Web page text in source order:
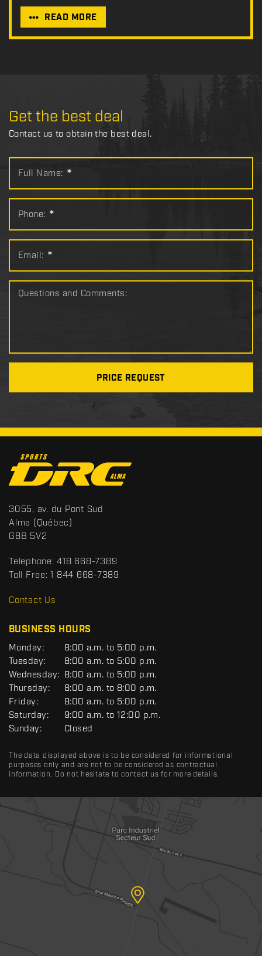
READ MORE
Get the best deal
Contact us to obtain the best deal.
Full Name: *
Phone: *
Email: *
Questions and Comments:
PRICE REQUEST
o
n
t
a
c
t
S
p
o
t
s
R
3055, av. du Pont Sud
Alma (Québec)
G8B 5V2
Telephone: 418 668-7389
Toll Free: 1 844 668-7389
Contact Us
BUSINESS HOURS
G
E
N
E
R
A
L
Monday:
8:00 a.m. to 5:00 p.m.
Tuesday:
8:00 a.m. to 5:00 p.m.
Wednesday: 8:00 a.m. to 5:00 p.m.
Thursday:
8:00 a.m. to 8:00 p.m.
Friday:
8:00 a.m. to 5:00 p.m.
Saturday:
9:00 a.m. to 12:00 p.m.
Sunday:
Closed
The data displayed above is to be considered for informational
purposes only and are not to be considered as contractual
information. Do not hesitate to contact us for more details.